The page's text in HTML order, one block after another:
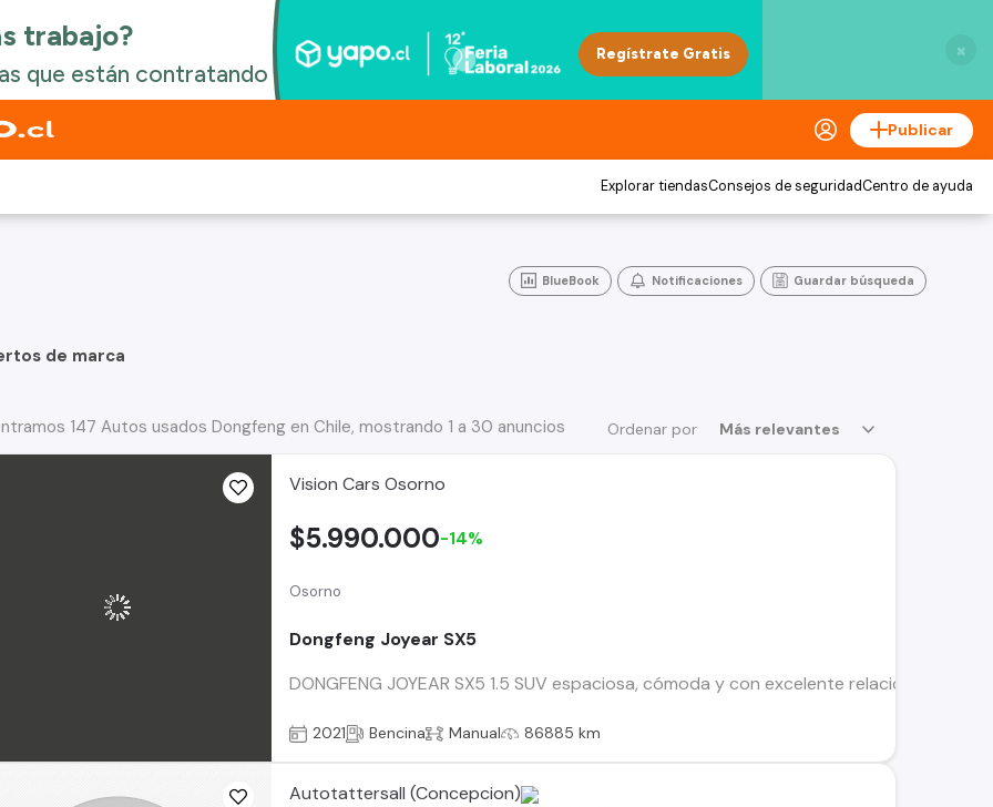
×
Publicar
Explorar tiendasConsejos de seguridadCentro de ayuda
BlueBook Notificaciones Guardar búsqueda
de marca
Ordenar por Más relevantes
147 Autos usados Dongfeng en Chile, mostrando 1 a 30 anuncios
Vision Cars Osorno
Osorno
Dongfeng Joyear SX5
DONGFENG JOYEAR SX5 1.5 SUV espaciosa, cómoda y con excelente relación
$5.990.000-14%
2021 Bencina Manual 86885 km
Autotattersall (Concepcion)